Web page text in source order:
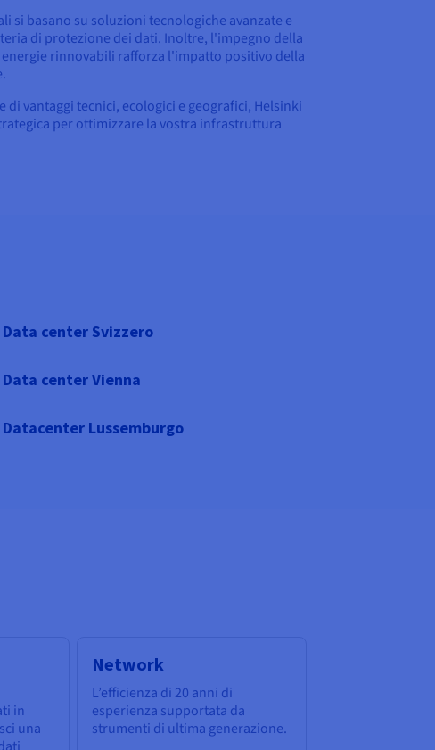
si basano su soluzioni tecnologiche avanzate e
di protezione dei dati. Inoltre, l'impegno della
rinnovabili rafforza l'impatto positivo della
di vantaggi tecnici, ecologici e geografici, Helsinki
per ottimizzare la vostra infrastruttura
Data center Svizzero
Data center Vienna
Datacenter Lussemburgo
in
una
Network
L’efficienza di 20 anni di
esperienza supportata da
strumenti di ultima generazione.